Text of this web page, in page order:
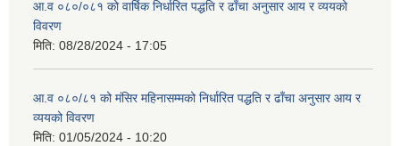
आ.व ०८०/०८१ को वार्षिक निर्धारित पद्धति र ढाँचा अनुसार आय र व्ययको
विवरण
मिति: 08/28/2024 - 17:05
आ.व ०८०/८१ को मंसिर महिनासम्मको निर्धारित पद्धति र ढाँचा अनुसार आय र
व्ययको विवरण
मिति: 01/05/2024 - 10:20